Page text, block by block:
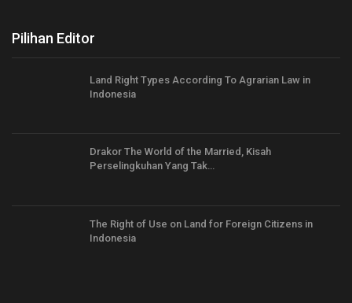
Pilihan Editor
Land Right Types According To Agrarian Law in
Indonesia
Drakor The World of the Married, Kisah
Perselingkuhan Yang Tak…
The Right of Use on Land for Foreign Citizens in
Indonesia